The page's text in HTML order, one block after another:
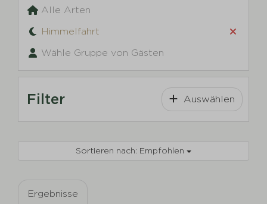
Alle Arten
Himmelfahrt
Wähle Gruppe von Gästen
Filter Auswählen
Sortieren nach: Empfohlen
Ergebnisse